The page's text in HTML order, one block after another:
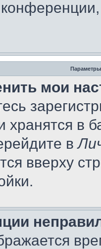
Параметры
мои
хранятся в
в
вверху